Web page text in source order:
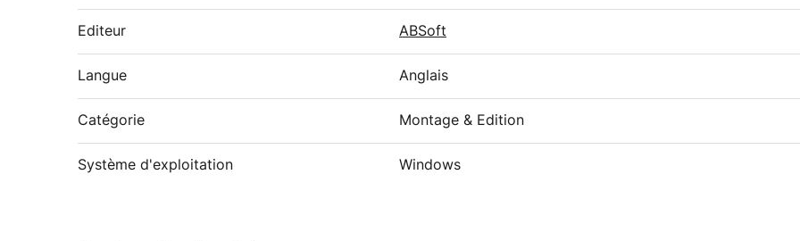
Editeur ABSoft
Langue Anglais
Catégorie Montage & Edition
Système d'exploitation Windows